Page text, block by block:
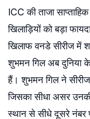
ICC की ताजा
खिलाड़ियों को बड़ा
खिलाफ वनडे सीरीज में
शुभमन गिल अब दुनिया
हैं। शुभमन गिल ने
जिसका सीधा असर
स्थान से सीधे दूसरे नंबर